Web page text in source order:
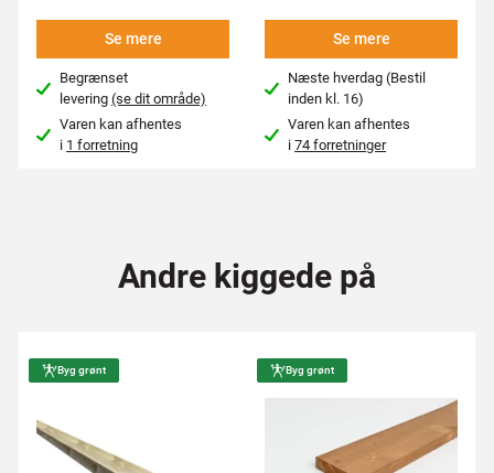
Se mere
Begrænset
levering(se dit område)
Varen kan afhentes
i 1 forretning
Se mere
Næste hverdag (Bestil
inden kl. 16)
Varen kan afhentes
i74 forretninger
Andre kiggede på
Byg grønt Byg grønt